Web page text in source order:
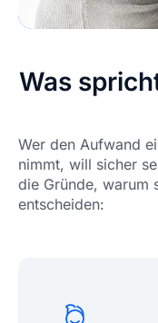
Was
Wer den Aufwand
nimmt, will sicher
die Gründe, warum
entscheiden: